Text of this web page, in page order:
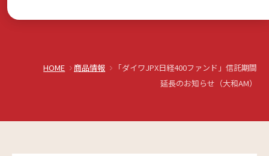
HOME 商品情報
「ダイワJPX日経400ファンド」信託期間
延長のお知らせ（大和AM）